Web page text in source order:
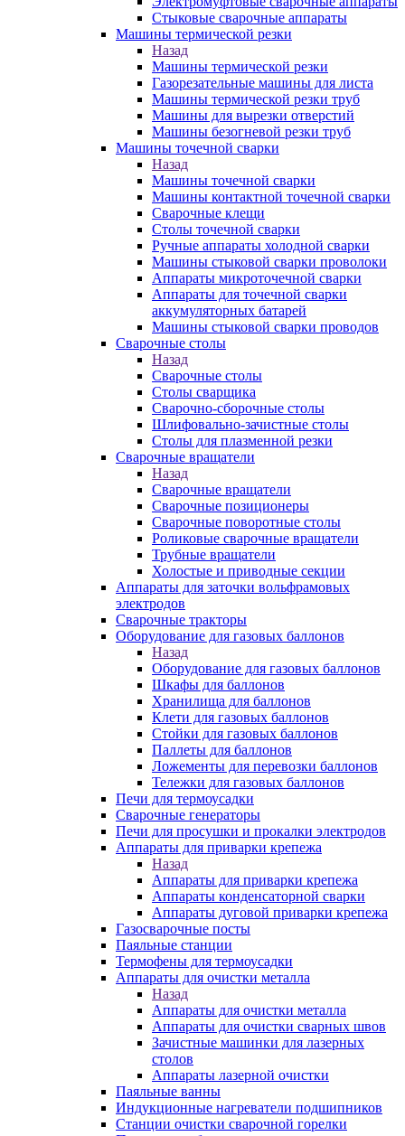
Стыковые сварочные аппараты
Машины термической резки
Назад
Машины термической резки
Газорезательные машины для листа
Машины термической резки труб
Машины для вырезки отверстий
Машины безогневой резки труб
Машины точечной сварки
Назад
Машины точечной сварки
Машины контактной точечной сварки
Сварочные клещи
Столы точечной сварки
Ручные аппараты холодной сварки
Машины стыковой сварки проволоки
Аппараты микроточечной сварки
Аппараты для точечной сварки
аккумуляторных батарей
Машины стыковой сварки проводов
Сварочные столы
Назад
Сварочные столы
Столы сварщика
Сварочно-сборочные столы
Шлифовально-зачистные столы
Столы для плазменной резки
Сварочные вращатели
Назад
Сварочные вращатели
Сварочные позиционеры
Сварочные поворотные столы
Роликовые сварочные вращатели
Трубные вращатели
Холостые и приводные секции
Аппараты для заточки вольфрамовых
электродов
Сварочные тракторы
Оборудование для газовых баллонов
Назад
Оборудование для газовых баллонов
Шкафы для баллонов
Хранилища для баллонов
Клети для газовых баллонов
Стойки для газовых баллонов
Паллеты для баллонов
Ложементы для перевозки баллонов
Тележки для газовых баллонов
Печи для термоусадки
Сварочные генераторы
Печи для просушки и прокалки электродов
Аппараты для приварки крепежа
Назад
Аппараты для приварки крепежа
Аппараты конденсаторной сварки
Аппараты дуговой приварки крепежа
Газосварочные посты
Паяльные станции
Термофены для термоусадки
Аппараты для очистки металла
Назад
Аппараты для очистки металла
Аппараты для очистки сварных швов
Зачистные машинки для лазерных
столов
Аппараты лазерной очистки
Паяльные ванны
Индукционные нагреватели подшипников
Станции очистки сварочной горелки